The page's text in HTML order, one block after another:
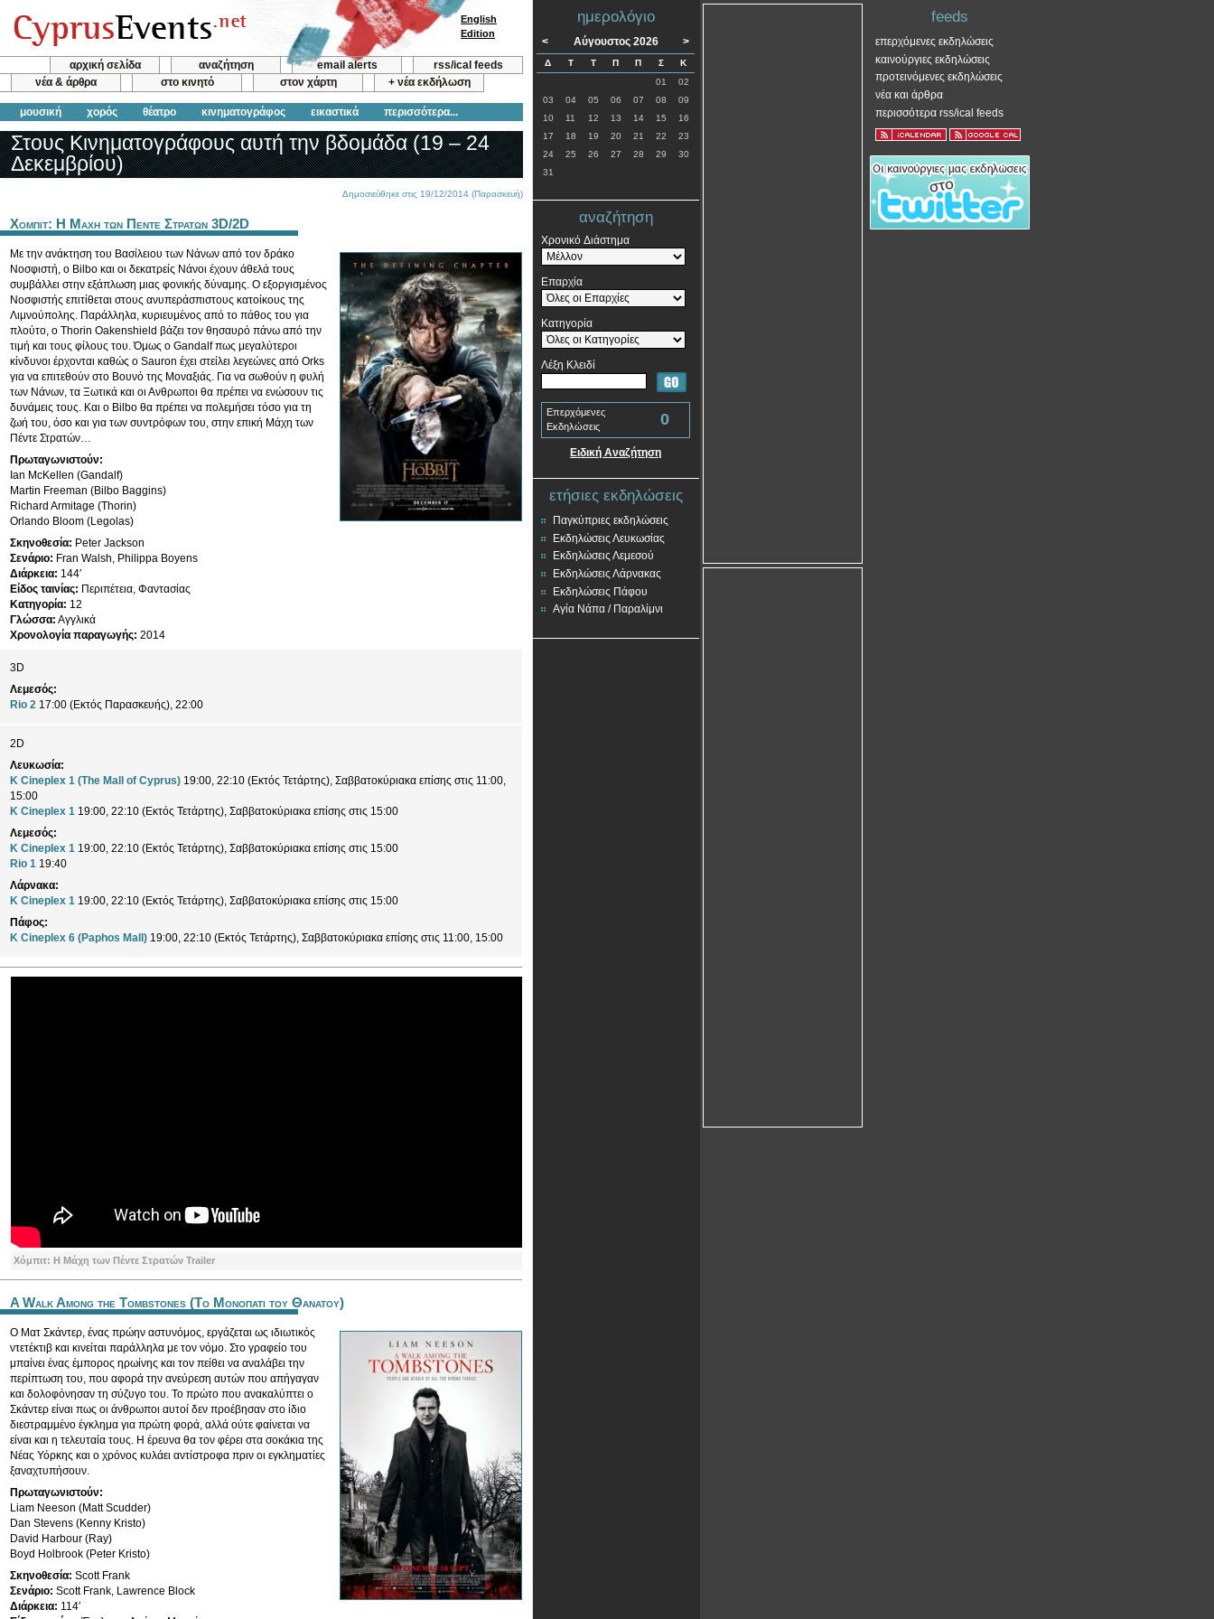
αρχική σελίδα αναζήτηση email alerts
rss/ical feeds
νέα & άρθρα
στο κινητό στον χάρτη + νέα εκδήλωση
μουσική χορός θέατρο κινηματογράφος εικαστικά περισσότερα...
English
Edition
Στους Κινηματογράφους αυτή την βδομάδα (19 – 24
Δεκεμβρίου)
Δημοσιεύθηκε στις 19/12/2014 (Παρασκευή)
Χομπιτ: Η Μαχη των Πεντε Στρατων 3D/2D
Με την ανάκτηση του Βασίλειου των Νάνων από τον δράκο
Νοσφιστή, ο Bilbo και οι δεκατρείς Νάνοι έχουν άθελά τους
συμβάλλει στην εξάπλωση μιας φονικής δύναμης. Ο εξοργισμένος
Νοσφιστής επιτίθεται στους ανυπεράσπιστους κατοίκους της
Λιμνούπολης. Παράλληλα, κυριευμένος από το πάθος του για
πλούτο, ο Thorin Oakenshield βάζει τον θησαυρό πάνω από την
τιμή και τους φίλους του. Όμως ο Gandalf πως μεγαλύτεροι
κίνδυνοι έρχονται καθώς ο Sauron έχει στείλει λεγεώνες από Orks
για να επιτεθούν στο Βουνό της Μοναξιάς. Για να σωθούν η φυλή
των Νάνων, τα Ξωτικά και οι Ανθρωποι θα πρέπει να ενώσουν τις
δυνάμεις τους. Και ο Bilbo θα πρέπει να πολεμήσει τόσο για τη
ζωή του, όσο και για των συντρόφων του, στην επική Μάχη των
Πέντε Στρατών…
Πρωταγωνιστούν:
Ian McKellen (Gandalf)
Martin Freeman (Bilbo Baggins)
Richard Armitage (Thorin)
Orlando Bloom (Legolas)
Σκηνοθεσία: Peter Jackson
Σενάριο: Fran Walsh, Philippa Boyens
Διάρκεια: 144′
Είδος ταινίας: Περιπέτεια, Φαντασίας
Κατηγορία: 12
Γλώσσα: Αγγλικά
Χρονολογία παραγωγής: 2014
3D
Λεμεσός:
Rio 2 17:00 (Εκτός Παρασκευής), 22:00
2D
Λευκωσία:
K Cineplex 1 (The Mall of Cyprus) 19:00, 22:10 (Εκτός Τετάρτης), Σαββατοκύριακα επίσης στις 11:00,
15:00
K Cineplex 1 19:00, 22:10 (Εκτός Τετάρτης), Σαββατοκύριακα επίσης στις 15:00
Λεμεσός:
K Cineplex 1 19:00, 22:10 (Εκτός Τετάρτης), Σαββατοκύριακα επίσης στις 15:00
Rio 1 19:40
Λάρνακα:
K Cineplex 1 19:00, 22:10 (Εκτός Τετάρτης), Σαββατοκύριακα επίσης στις 15:00
Πάφος:
K Cineplex 6 (Paphos Mall) 19:00, 22:10 (Εκτός Τετάρτης), Σαββατοκύριακα επίσης στις 11:00, 15:00
Χόμπιτ: Η Μάχη των Πέντε Στρατών Trailer
A Walk Among the Tombstones (Το Μονοπατι του Θανατου)
Ο Ματ Σκάντερ, ένας πρώην αστυνόμος, εργάζεται ως ιδιωτικός
ντετέκτιβ και κινείται παράλληλα με τον νόμο. Στο γραφείο του
μπαίνει ένας έμπορος ηρωίνης και τον πείθει να αναλάβει την
περίπτωση του, που αφορά την ανεύρεση αυτών που απήγαγαν
και δολοφόνησαν τη σύζυγο του. Το πρώτο που ανακαλύπτει ο
Σκάντερ είναι πως οι άνθρωποι αυτοί δεν προέβησαν στο ίδιο
διεστραμμένο έγκλημα για πρώτη φορά, αλλά ούτε φαίνεται να
είναι και η τελευταία τους. Η έρευνα θα τον φέρει στα σοκάκια της
Νέας Υόρκης και ο χρόνος κυλάει αντίστροφα πριν οι εγκληματίες
ξαναχτυπήσουν.
Πρωταγωνιστούν:
Liam Neeson (Matt Scudder)
Dan Stevens (Kenny Kristo)
David Harbour (Ray)
Boyd Holbrook (Peter Kristo)
Σκηνοθεσία: Scott Frank
Σενάριο: Scott Frank, Lawrence Block
Διάρκεια: 114′
ημερολόγιο
< Αύγουστος 2026 >
Δ Τ Τ Π Π Σ
Κ
01
02
03
04 05 06 07 08
09
10
11 12 13 14 15
16
17
18 19 20 21 22
23
24
25 26 27 28 29
30
31
αναζήτηση
Χρονικό Διάστημα
Επαρχία
Κατηγορία
Λέξη Κλειδί
Επερχόμενες
Εκδηλώσεις
0
Ειδική Αναζήτηση
ετήσιες εκδηλώσεις
Παγκύπριες εκδηλώσεις
Εκδηλώσεις Λευκωσίας
Εκδηλώσεις Λεμεσού
Εκδηλώσεις Λάρνακας
Εκδηλώσεις Πάφου
Αγία Νάπα / Παραλίμνι
feeds
επερχόμενες εκδηλώσεις
καινούργιες εκδηλώσεις
προτεινόμενες εκδηλώσεις
νέα και άρθρα
περισσότερα rss/ical feeds